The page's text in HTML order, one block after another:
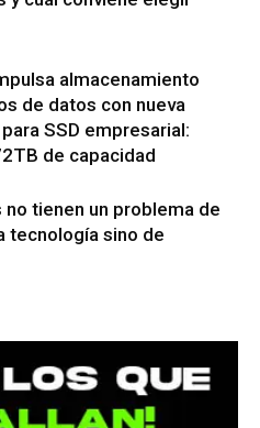
almacenamiento
de datos con nueva
SSD empresarial:
de capacidad
no tienen un problema de
tecnología sino de